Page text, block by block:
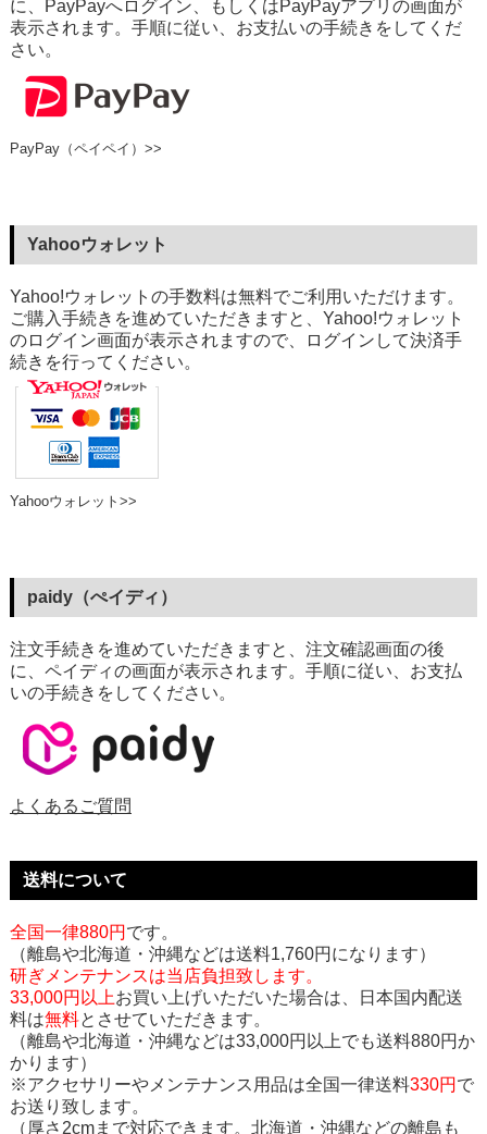
に、PayPayへログイン、もしくはPayPayアプリの画面が
表示されます。手順に従い、お支払いの手続きをしてくだ
さい。
PayPay（ペイペイ）>>
Yahooウォレット
Yahoo!ウォレットの手数料は無料でご利用いただけます。
ご購入手続きを進めていただきますと、Yahoo!ウォレット
のログイン画面が表示されますので、ログインして決済手
続きを行ってください。
Yahooウォレット>>
paidy（ぺイディ）
注文手続きを進めていただきますと、注文確認画面の後
に、ペイディの画面が表示されます。手順に従い、お支払
いの手続きをしてください。
よくあるご質問
送料について
全国一律880円 です。
（離島や北海道・沖縄などは送料1,760円になります）
研ぎメンテナンスは当店負担致します。
33,000円以上お買い上げいただいた場合は、日本国内配送
料は無料とさせていただきます。
（離島や北海道・沖縄などは33,000円以上でも送料880円か
かります）
※アクセサリーやメンテナンス用品は全国一律送料330円 で
お送り致します。
（厚さ2cmまで対応できます。北海道・沖縄などの離島も